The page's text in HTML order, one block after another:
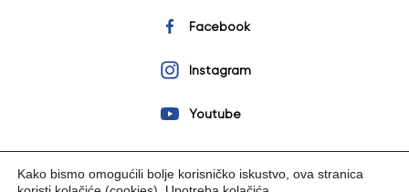
Facebook
Instagram
Youtube
Kako bismo omogućili bolje korisničko iskustvo, ova stranica